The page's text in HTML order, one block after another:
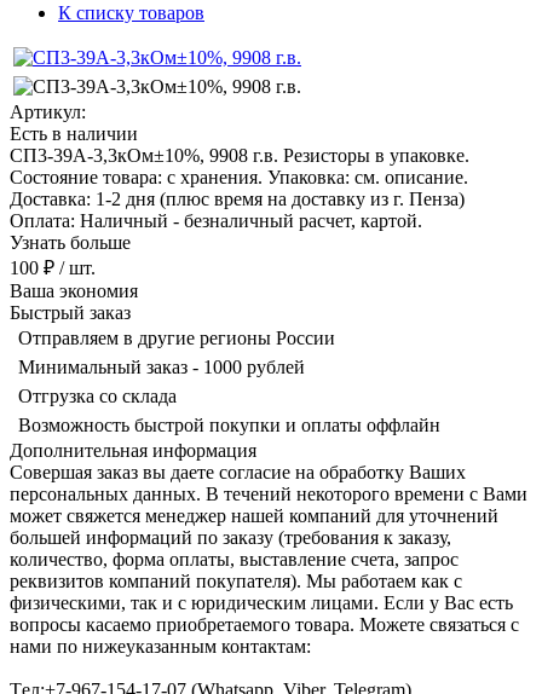
К списку товаров
Артикул:
Есть в наличии
СП3-39А-3,3кОм±10%, 9908 г.в. Резисторы в упаковке.
Состояние товара: с хранения. Упаковка: см. описание.
Доставка: 1-2 дня (плюс время на доставку из г. Пенза)
Оплата: Наличный - безналичный расчет, картой.
Узнать больше
100 ₽ / шт.
Ваша экономия
Быстрый заказ
Отправляем в другие регионы России
Минимальный заказ - 1000 рублей
Отгрузка со склада
Возможность быстрой покупки и оплаты оффлайн
Дополнительная информация
Совершая заказ вы даете согласие на обработку Ваших
персональных данных. В течений некоторого времени с Вами
может свяжется менеджер нашей компаний для уточнений
большей информаций по заказу (требования к заказу,
количество, форма оплаты, выставление счета, запрос
реквизитов компаний покупателя). Мы работаем как с
физическими, так и с юридическим лицами. Если у Вас есть
вопросы касаемо приобретаемого товара. Можете связаться с
нами по нижеуказанным контактам:
Tел:+7-967-154-17-07 (Whatsapp, Viber, Telegram)